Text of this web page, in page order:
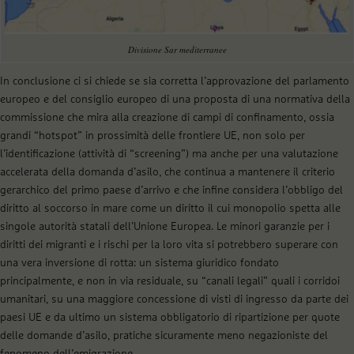
Divisione Sar mediterranee
In conclusione ci si chiede se sia corretta l’approvazione del parlamento
europeo e del consiglio europeo di una proposta di una normativa della
commissione che mira alla creazione di campi di confinamento, ossia
grandi “hotspot” in prossimità delle frontiere UE, non solo per
l’identificazione (attività di “screening”) ma anche per una valutazione
accelerata della domanda d’asilo, che continua a mantenere il criterio
gerarchico del primo paese d’arrivo e che infine considera l’obbligo del
diritto al soccorso in mare come un diritto il cui monopolio spetta alle
singole autorità statali dell’Unione Europea. Le minori garanzie per i
diritti dei migranti e i rischi per la loro vita si potrebbero superare con
una vera inversione di rotta: un sistema giuridico fondato
principalmente, e non in via residuale, su “canali legali” quali i corridoi
umanitari, su una maggiore concessione di visti di ingresso da parte dei
paesi UE e da ultimo un sistema obbligatorio di ripartizione per quote
delle domande d’asilo, pratiche sicuramente meno negazioniste del